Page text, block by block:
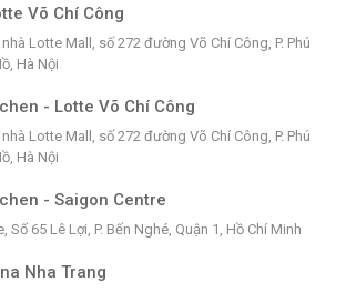
Võ Chí Công
Lotte Mall, số 272 đường Võ Chí Công, P. Phú
Hà Nội
- Lotte Võ Chí Công
Lotte Mall, số 272 đường Võ Chí Công, P. Phú
Hà Nội
- Saigon Centre
Số 65 Lê Lợi, P. Bến Nghé, Quận 1, Hồ Chí Minh
Nha Trang